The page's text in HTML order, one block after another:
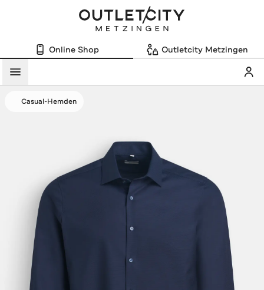
Online Shop Outletcity Metzingen
Menü
Casual-Hemden